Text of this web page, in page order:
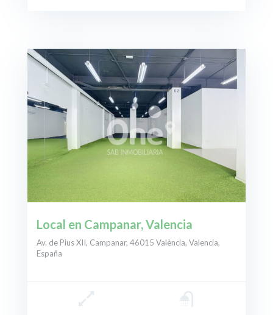
Local en Campanar, Valencia
Av. de Pius XII, Campanar, 46015 València, Valencia,
España